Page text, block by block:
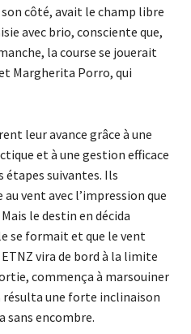
son côté, avait le champ libre
avec brio, consciente que,
la course se jouerait
Margherita Porro, qui
leur avance grâce à une
et à une gestion efficace
suivantes. Ils
vent avec l’impression que
le destin en décida
se formait et que le vent
vira de bord à la limite
commença à marsouiner
une forte inclinaison
sans encombre.